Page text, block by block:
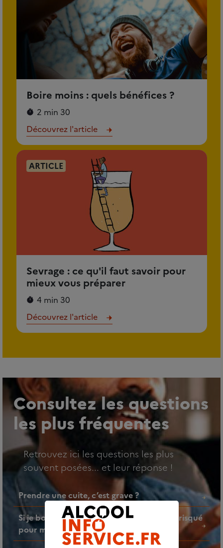
Boire moins : quels bénéfices ?
2 min 30
Découvrez l'article
ARTICLE
Sevrage : ce qu'il faut savoir pour
mieux vous préparer
4 min 30
Découvrez l'article
Consultez les questions
les plus fréquentes
Retrouvez ici les questions les plus
souvent posées... et leur réponse !
Prendre une cuite, c’est grave ?
Si je bois un verre d’alcool par jour, est-ce risqué
pour ma santé ?